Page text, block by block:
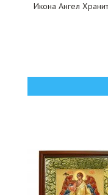
Икона Ангел